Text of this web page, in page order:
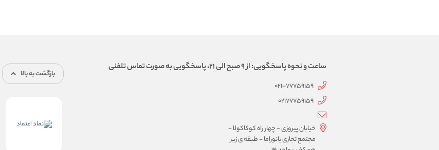
ساعت و نحوه پاسخگویی: از 9 صبح الی 21، پاسخگویی به صورت تماس تلفنی
021-77759159
02177759159
خیابان پیروزی - چهار راه کوکاکولا -
مجتمع تجاری پانوراما - طبقه ی زیر
بازگشت به بالا